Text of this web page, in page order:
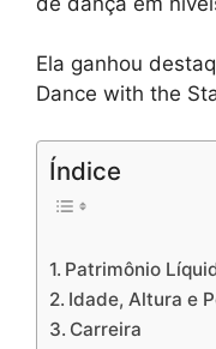
Ela ganhou
Dance with the
Índice
Patrimônio
Idade, Altura e
Carreira